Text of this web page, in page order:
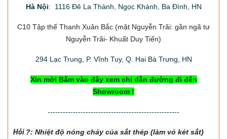
Hà Nội: 1116 Đê La Thành, Ngọc Khánh, Ba Đình, HN
C10 Tập thể Thanh Xuân Bắc (mặt Nguyễn Trãi: gần ngã tư
Nguyễn Trãi- Khuất Duy Tiến)
294Lạc Trung, P. Vĩnh Tuy, Q. Hai Bà Trưng, HN
Xin mời Bấm vào đây xem chỉ dẫn đường đi đến
Showroom !
----------------------------------------------------
Hỏi ?: Nhiệt độ nóng chảy của sắt thép (làm vỏ két sắt)